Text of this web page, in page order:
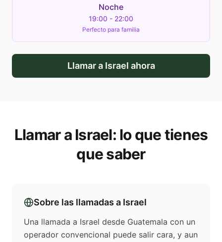
Noche
19:00 - 22:00
Perfecto para familia
Llamar a Israel ahora
Llamar aIsrael: lo que tienes
que saber
Sobre las llamadas a Israel
Una llamada a Israel desde Guatemala con un
operador convencional puede salir cara, y aun